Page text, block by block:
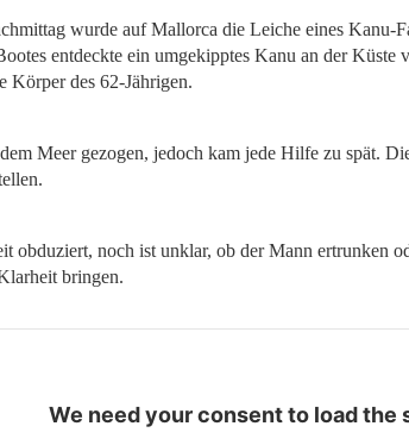
wurde auf Mallorca die Leiche eines Kanu-
entdeckte ein umgekipptes Kanu an der Küste
Körper des 62-Jährigen.
Meer gezogen, jedoch kam jede Hilfe zu spät.
obduziert, noch ist unklar, ob der Mann ertrunken
bringen.
We need your consent to load the